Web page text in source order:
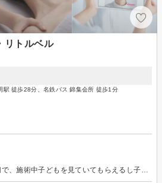
リトルベル
駅 徒歩28分、名鉄バス 錦集会所 徒歩1分